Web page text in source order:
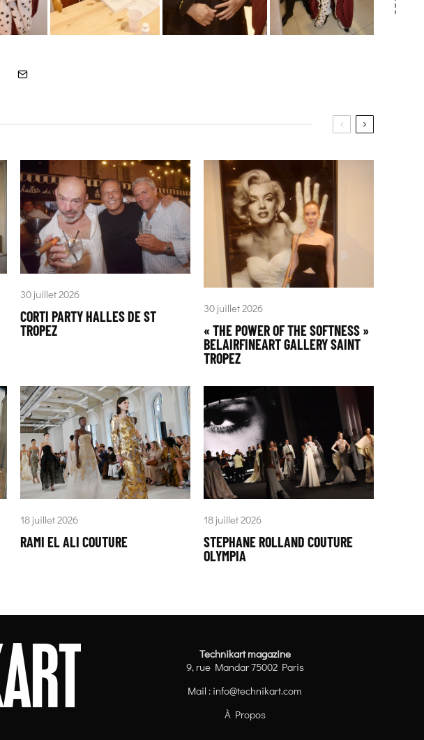
30 juillet 2026
CORTI PARTY HALLES DE ST
TROPEZ
30 juillet 2026
« THE POWER OF THE SOFTNESS »
BELAIRFINEART GALLERY SAINT
TROPEZ
18 juillet 2026
RAMI EL ALI COUTURE
18 juillet 2026
STEPHANE ROLLAND COUTURE
OLYMPIA
Technikart magazine
9, rue Mandar 75002 Paris
Mail : info@technikart.com
À Propos